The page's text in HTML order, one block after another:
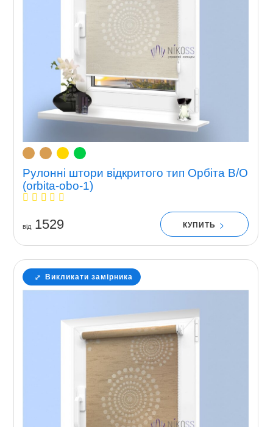
Рулонні штори відкритого тип Орбіта В/О
(orbita-obo-1)
вiд1529 КУПИТЬ
Викликати замірника